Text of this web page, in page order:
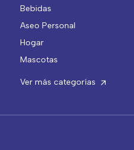
Bebidas
Aseo Personal
Hogar
Mascotas
Ver más categorías